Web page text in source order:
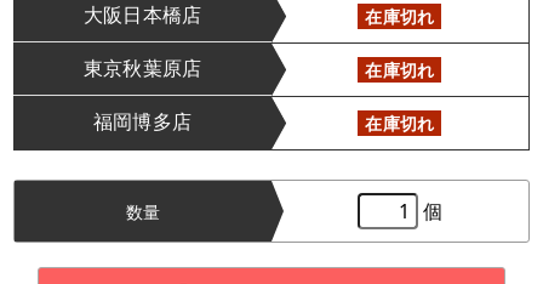
大阪日本橋店 在庫切れ
東京秋葉原店 在庫切れ
福岡博多店 在庫切れ
数量 個